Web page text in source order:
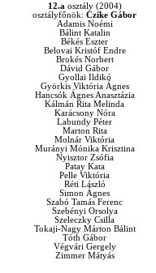
12.a osztály (2004)
osztályfőnök: Czike Gábor
Adamis Noémi
Bálint Katalin
Békés Eszter
Belovai Kristóf Endre
Brokés Norbert
Dávid Gábor
Gyollai Ildikó
Györkis Viktória Ágnes
Hancsók Ágnes Anasztázia
Kálmán Rita Melinda
Karácsony Nóra
Labundy Péter
Marton Rita
Molnár Viktória
Murányi Mónika Krisztina
Nyisztor Zsófia
Patay Kata
Pelle Viktória
Réti László
Simon Ágnes
Szabó Tamás Ferenc
Szebényi Orsolya
Szeleczky Csilla
Tokaji-Nagy Márton Bálint
Tóth Gábor
Végvári Gergely
Zimmer Mátyás